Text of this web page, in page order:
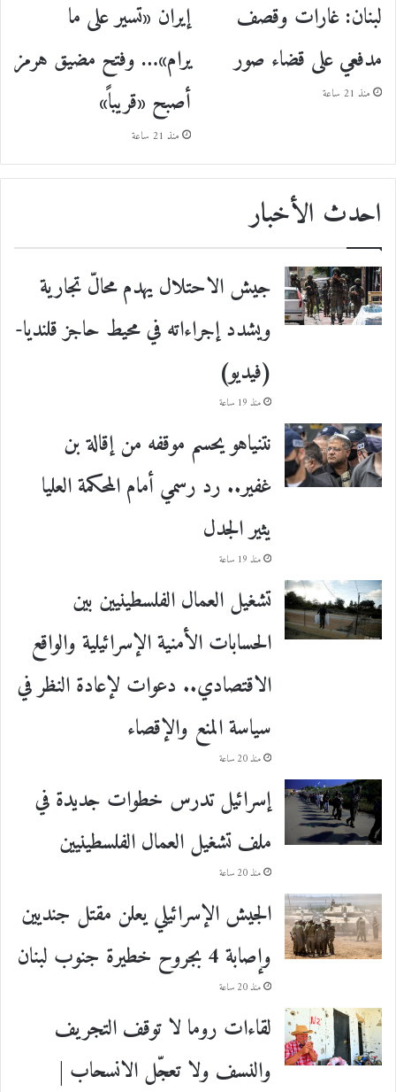
لبنان: غارات وقصف
مدفعي على قضاء صور
منذ 21 ساعة
إيران «تسير على ما
يرام»… وفتح مضيق هرمز
أصبح «قريباً»
منذ 21 ساعة
احدث الأخبار
جيش الاحتلال يهدم محالّ تجارية
ويشدد إجراءاته في محيط حاجز قلنديا-
(فيديو)
منذ 19 ساعة
نتنياهو يحسم موقفه من إقالة بن
غفير.. رد رسمي أمام المحكمة العليا
يثير الجدل
منذ 19 ساعة
تشغيل العمال الفلسطينيين بين
الحسابات الأمنية الإسرائيلية والواقع
الاقتصادي.. دعوات لإعادة النظر في
سياسة المنع والإقصاء
منذ 20 ساعة
إسرائيل تدرس خطوات جديدة في
ملف تشغيل العمال الفلسطينيين
منذ 20 ساعة
الجيش الإسرائيلي يعلن مقتل جنديين
وإصابة 4 بجروح خطيرة جنوب لبنان
منذ 20 ساعة
لقاءات روما لا توقف التجريف
والنسف ولا تعجّل الانسحاب |